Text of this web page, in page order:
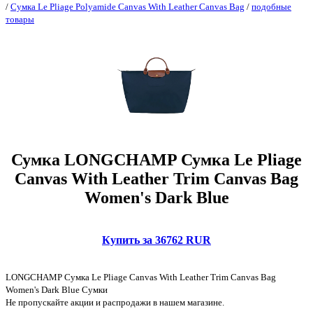
/ Сумка Le Pliage Polyamide Canvas With Leather Canvas Bag / подобные
товары
Сумка LONGCHAMP Сумка Le Pliage
Canvas With Leather Trim Canvas Bag
Women's Dark Blue
Купить за 36762 RUR
LONGCHAMP Сумка Le Pliage Canvas With Leather Trim Canvas Bag
Women's Dark Blue Сумки
Не пропускайте акции и распродажи в нашем магазине.